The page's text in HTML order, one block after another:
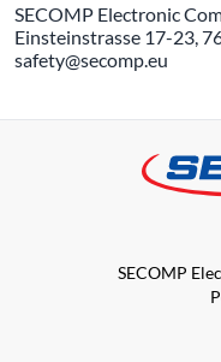
SECOMP Electronic
Einsteinstrasse 17-23,
safety@secomp.eu
SECOMP